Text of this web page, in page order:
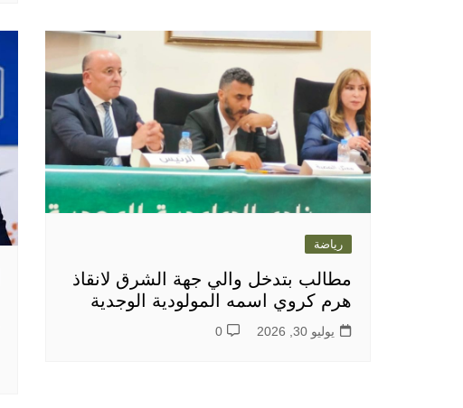
رياضة
مطالب بتدخل والي جهة الشرق لانقاذ
هرم كروي اسمه المولودية الوجدية
يوليو 30, 2026 0